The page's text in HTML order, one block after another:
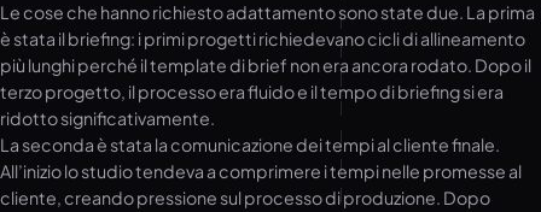
Le cose che hanno richiesto adattamento sono state due. La prima
è stata il briefing: i primi progetti richiedevano cicli di allineamento
più lunghi perché il template di brief non era ancora rodato. Dopo il
terzo progetto, il processo era fluido e il tempo di briefing si era
ridotto significativamente.
La seconda è stata la comunicazione dei tempi al cliente finale.
All’inizio lo studio tendeva a comprimere i tempi nelle promesse al
cliente, creando pressione sul processo di produzione. Dopo